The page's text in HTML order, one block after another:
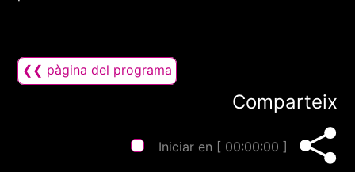
❮❮ pàgina del programa
Comparteix
Iniciar en [ 00:00:00 ]